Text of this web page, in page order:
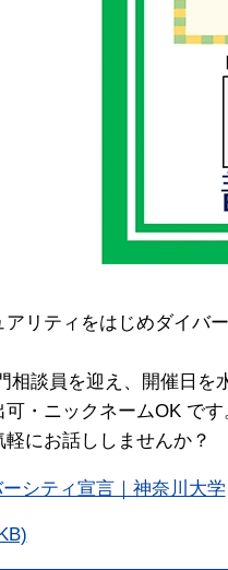
アリティをはじめダイバ
相談員を迎え、開催日を
・ニックネームOK です
にお話ししませんか？
シティ宣言｜神奈川大学